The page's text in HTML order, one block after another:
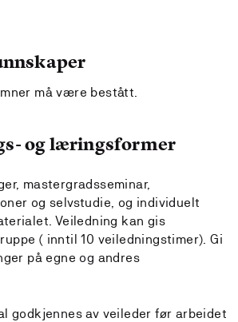
må være bestått.
og læringsformer
mastergradsseminar,
og selvstudie, og individuelt
Veiledning kan gis
( inntil 10 veiledningstimer). Gi
på egne og andres
godkjennes av veileder før arbeidet